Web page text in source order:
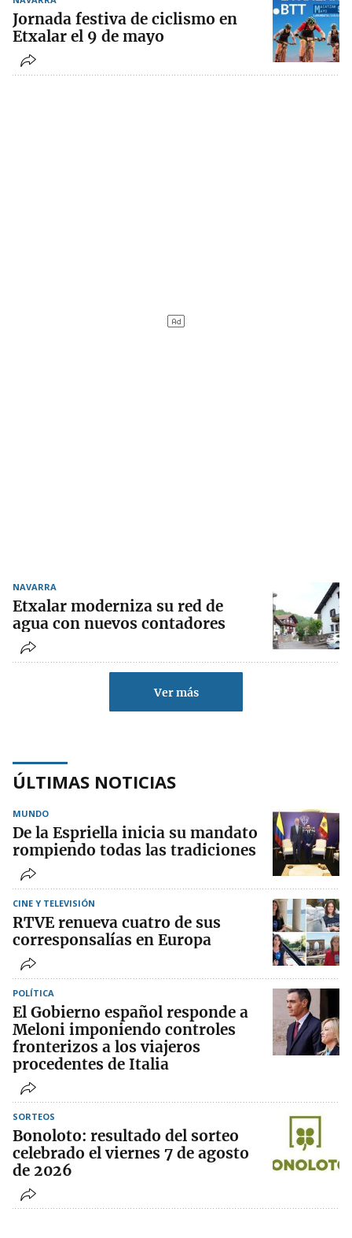
Jornada festiva de ciclismo en
Etxalar el 9 de mayo
NAVARRA
Etxalar moderniza su red de
agua con nuevos contadores
Ver más
ÚLTIMAS NOTICIAS
MUNDO
De la Espriella inicia su mandato
rompiendo todas las tradiciones
CINE Y TELEVISIÓN
RTVE renueva cuatro de sus
corresponsalías en Europa
POLÍTICA
El Gobierno español responde a
Meloni imponiendo controles
fronterizos a los viajeros
procedentes de Italia
SORTEOS
Bonoloto: resultado del sorteo
celebrado el viernes 7 de agosto
de 2026